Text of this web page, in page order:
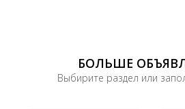
БОЛЬШЕ
Выбирите раздел или